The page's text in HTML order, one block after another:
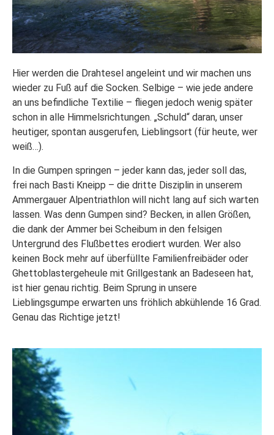
Hier werden die Drahtesel angeleint und wir machen uns
wieder zu Fuß auf die Socken. Selbige – wie jede andere
an uns befindliche Textilie – fliegen jedoch wenig später
schon in alle Himmelsrichtungen. „Schuld“ daran, unser
heutiger, spontan ausgerufen, Lieblingsort (für heute, wer
weiß…).
In die Gumpen springen – jeder kann das, jeder soll das,
frei nach Basti Kneipp – die dritte Disziplin in unserem
Ammergauer Alpentriathlon will nicht lang auf sich warten
lassen. Was denn Gumpen sind? Becken, in allen Größen,
die dank der Ammer bei Scheibum in den felsigen
Untergrund des Flußbettes erodiert wurden. Wer also
keinen Bock mehr auf überfüllte Familienfreibäder oder
Ghettoblastergeheule mit Grillgestank an Badeseen hat,
ist hier genau richtig. Beim Sprung in unsere
Lieblingsgumpe erwarten uns fröhlich abkühlende 16 Grad.
Genau das Richtige jetzt!